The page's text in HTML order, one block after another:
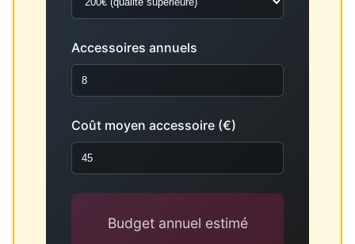
Accessoires annuels
Coût moyen accessoire (€)
Budget annuel estimé